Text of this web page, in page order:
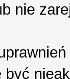
nie
być